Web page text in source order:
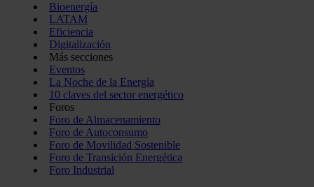
Bioenergía
LATAM
Eficiencia
Digitalización
Más secciones
Eventos
La Noche de la Energía
10 claves del sector energético
Foros
Foro de Almacenamiento
Foro de Autoconsumo
Foro de Movilidad Sostenible
Foro de Transición Energética
Foro Industrial